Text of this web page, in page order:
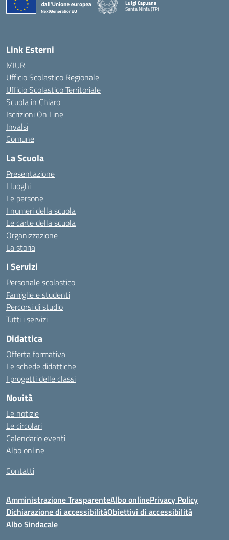
Luigi Capuana
Santa Ninfa (TP)
Link Esterni
MIUR
Ufficio Scolastico Regionale
Ufficio Scolastico Territoriale
Scuola in Chiaro
Iscrizioni On Line
Invalsi
Comune
La Scuola
Presentazione
I luoghi
Le persone
I numeri della scuola
Le carte della scuola
Organizzazione
La storia
I Servizi
Personale scolastico
Famiglie e studenti
Percorsi di studio
Tutti i servizi
Didattica
Offerta formativa
Le schede didattiche
I progetti delle classi
Novità
Le notizie
Le circolari
Calendario eventi
Albo online
Contatti
Amministrazione TrasparenteAlbo onlinePrivacy Policy
Dichiarazione di accessibilitàObiettivi di accessibilità
Albo Sindacale